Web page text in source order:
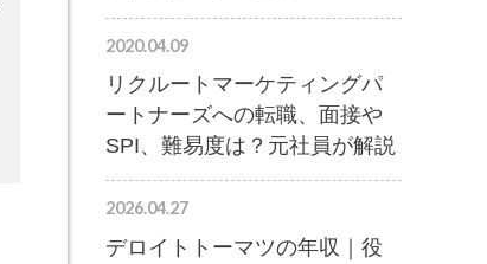
2020.04.09
リクルートマーケティングパ
ートナーズへの転職、面接や
SPI、難易度は？元社員が解説
2026.04.27
デロイトトーマツの年収｜役